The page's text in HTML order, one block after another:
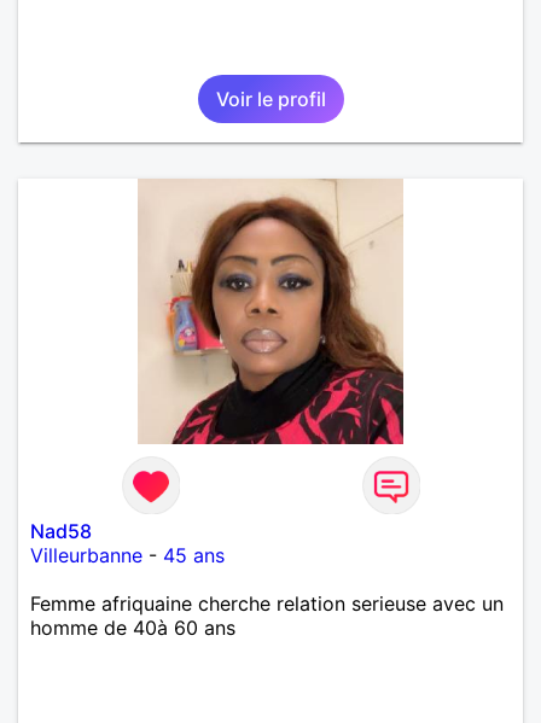
Voir le profil
Nad58
Villeurbanne - 45 ans
Femme afriquaine cherche relation serieuse avec un
homme de 40à 60 ans